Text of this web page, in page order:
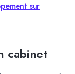
sur
cabinet